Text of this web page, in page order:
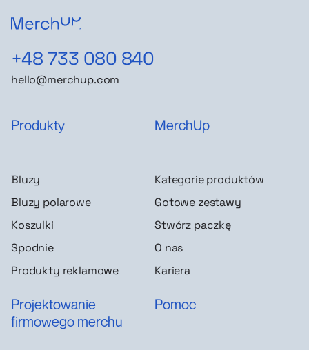
+48 733 080 840
hello@merchup.com
Produkty
Bluzy
Bluzy polarowe
Koszulki
Spodnie
Produkty reklamowe
MerchUp
Kategorie produktów
Gotowe zestawy
Stwórz paczkę
O nas
Kariera
Projektowanie
firmowego merchu
Pomoc